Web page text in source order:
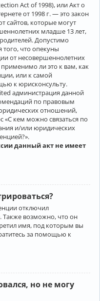
Act of 1998), или Акт о
от 1998 г. — это закон
сайтов, которые могут
младше 13 лет,
Допустимо
того, что опекуны
от несовершеннолетних
ли это к вам, как
или к самой
к юрисконсульту.
администрация данной
по правовым
отношений,
«С кем можно связаться по
и/или юридических
данный акт не имеет
отключил
Также возможно, что он
имя, под которым вы
за помощью к
но не могу